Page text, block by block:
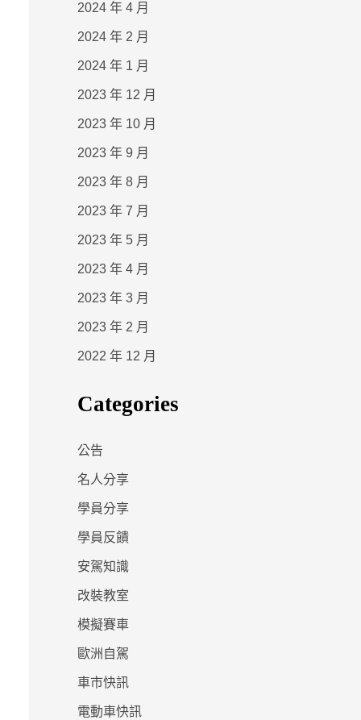
2024 年 4 月
2024 年 2 月
2024 年 1 月
2023 年 12 月
2023 年 10 月
2023 年 9 月
2023 年 8 月
2023 年 7 月
2023 年 5 月
2023 年 4 月
2023 年 3 月
2023 年 2 月
2022 年 12 月
Categories
公告
名人分享
學員分享
學員反饋
安駕知識
改裝教室
模擬賽車
歐洲自駕
車市快訊
電動車快訊